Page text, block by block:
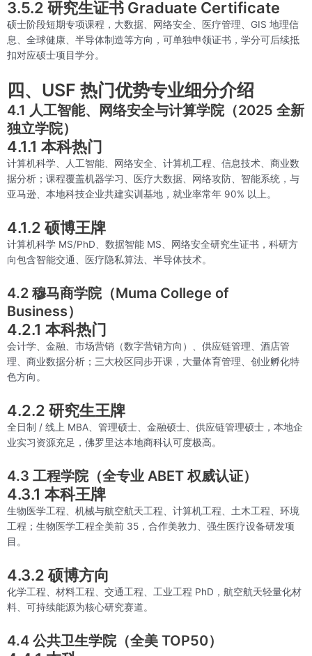
3.5.2 研究生证书 Graduate Certificate
硕士阶段短期专项课程，大数据、网络安全、医疗管理、GIS 地理信
息、全球健康、半导体制造等方向，可单独申领证书，学分可后续抵
扣对应硕士项目学分。
四、USF 热门优势专业细分介绍
4.1 人工智能、网络安全与计算学院（2025 全新
独立学院）
4.1.1 本科热门
计算机科学、人工智能、网络安全、计算机工程、信息技术、商业数
据分析；课程覆盖机器学习、医疗大数据、网络攻防、智能系统，与
亚马逊、本地科技企业共建实训基地，就业率常年 90% 以上。
4.1.2 硕博王牌
计算机科学 MS/PhD、数据智能 MS、网络安全研究生证书，科研方
向包含智能交通、医疗隐私算法、半导体技术。
4.2 穆马商学院（Muma College of
Business）
4.2.1 本科热门
会计学、金融、市场营销（数字营销方向）、供应链管理、酒店管
理、商业数据分析；三大校区同步开课，大量体育管理、创业孵化特
色方向。
4.2.2 研究生王牌
全日制 / 线上 MBA、管理硕士、金融硕士、供应链管理硕士，本地企
业实习资源充足，佛罗里达本地商科认可度极高。
4.3 工程学院（全专业 ABET 权威认证）
4.3.1 本科王牌
生物医学工程、机械与航空航天工程、计算机工程、土木工程、环境
工程；生物医学工程全美前 35，合作美敦力、强生医疗设备研发项
目。
4.3.2 硕博方向
化学工程、材料工程、交通工程、工业工程 PhD，航空航天轻量化材
料、可持续能源为核心研究赛道。
4.4 公共卫生学院（全美 TOP50）